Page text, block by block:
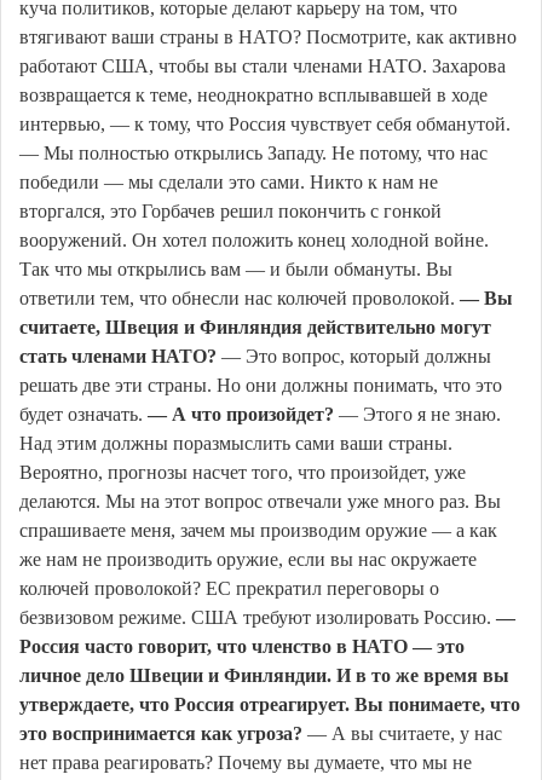
куча политиков, которые делают карьеру на том, что
втягивают ваши страны в НАТО? Посмотрите, как активно
работают США, чтобы вы стали членами НАТО. Захарова
возвращается к теме, неоднократно всплывавшей в ходе
интервью, — к тому, что Россия чувствует себя обманутой.
— Мы полностью открылись Западу. Не потому, что нас
победили — мы сделали это сами. Никто к нам не
вторгался, это Горбачев решил покончить с гонкой
вооружений. Он хотел положить конец холодной войне.
Так что мы открылись вам — и были обмануты. Вы
ответили тем, что обнесли нас колючей проволокой. — Вы
считаете, Швеция и Финляндия действительно могут
стать членами НАТО? — Это вопрос, который должны
решать две эти страны. Но они должны понимать, что это
будет означать. — А что произойдет? — Этого я не знаю.
Над этим должны поразмыслить сами ваши страны.
Вероятно, прогнозы насчет того, что произойдет, уже
делаются. Мы на этот вопрос отвечали уже много раз. Вы
спрашиваете меня, зачем мы производим оружие — а как
же нам не производить оружие, если вы нас окружаете
колючей проволокой? ЕС прекратил переговоры о
безвизовом режиме. США требуют изолировать Россию. —
Россия часто говорит, что членство в НАТО — это
личное дело Швеции и Финляндии. И в то же время вы
утверждаете, что Россия отреагирует. Вы понимаете, что
это воспринимается как угроза? — А вы считаете, у нас
нет права реагировать? Почему вы думаете, что мы не